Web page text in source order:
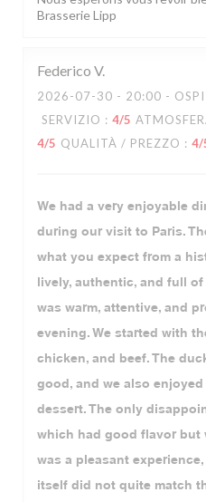
Brasserie Lipp
Federico V
2026-07-30 - 20:00 -
SERVIZIO : 4/5
4/5 QUALITÀ / PREZZO : 4/
We had a very enjoyable
during our visit to Paris.
what you expect from a
lively, authentic, and full of
was warm, attentive, and
evening. We started with
chicken, and beef. The
good, and we also
dessert. The only
which had good flavor but
was a pleasant
itself did not quite match